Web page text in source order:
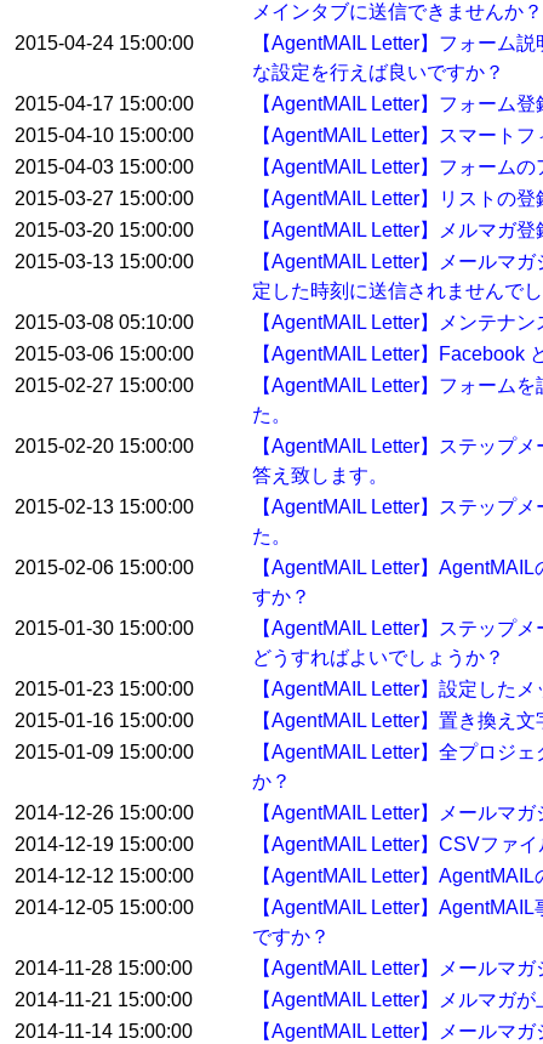
メインタブに送信できませんか？
2015-04-24 15:00:00
【AgentMAIL Letter】フォーム
な設定を行えば良いですか？
2015-04-17 15:00:00
【AgentMAIL Letter】フォーム
2015-04-10 15:00:00
【AgentMAIL Letter】スマート
2015-04-03 15:00:00
【AgentMAIL Letter】フォーム
2015-03-27 15:00:00
【AgentMAIL Letter】リストの
2015-03-20 15:00:00
【AgentMAIL Letter】メルマガ
2015-03-13 15:00:00
【AgentMAIL Letter】メールマ
定した時刻に送信されませんで
2015-03-08 05:10:00
【AgentMAIL Letter】メンテナ
2015-03-06 15:00:00
【AgentMAIL Letter】Facebook
2015-02-27 15:00:00
【AgentMAIL Letter】フォーム
た。
2015-02-20 15:00:00
【AgentMAIL Letter】ステップ
答え致します。
2015-02-13 15:00:00
【AgentMAIL Letter】ステップ
た。
2015-02-06 15:00:00
【AgentMAIL Letter】
すか？
2015-01-30 15:00:00
【AgentMAIL Letter】ステップ
どうすればよいでしょうか？
2015-01-23 15:00:00
【AgentMAIL Letter】設定した
2015-01-16 15:00:00
【AgentMAIL Letter】置き換え
2015-01-09 15:00:00
【AgentMAIL Letter】全プロジ
か？
2014-12-26 15:00:00
【AgentMAIL Letter】メールマ
2014-12-19 15:00:00
【AgentMAIL Letter】CSVファ
2014-12-12 15:00:00
【AgentMAIL Letter】
2014-12-05 15:00:00
【AgentMAIL Letter】
ですか？
2014-11-28 15:00:00
【AgentMAIL Letter】メールマ
2014-11-21 15:00:00
【AgentMAIL Letter】メルマガ
2014-11-14 15:00:00
【AgentMAIL Letter】メールマ